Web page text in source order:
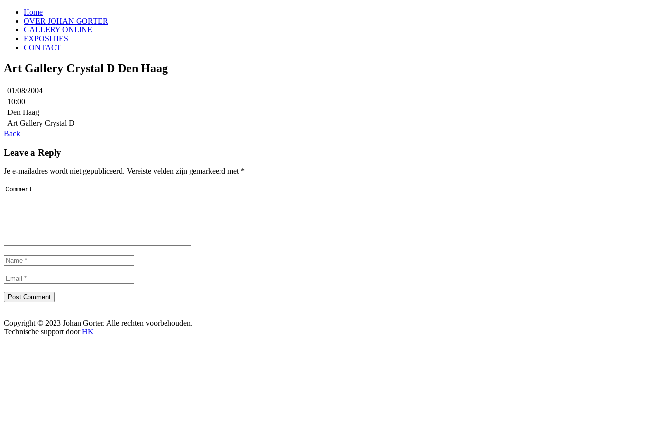
Home
OVER JOHAN GORTER
GALLERY ONLINE
EXPOSITIES
CONTACT
Art Gallery Crystal D Den Haag
01/08/2004
10:00
Den Haag
Art Gallery Crystal D
Back
Leave a Reply
Je e-mailadres wordt niet gepubliceerd. Vereiste velden zijn gemarkeerd met *
Copyright © 2023 Johan Gorter. Alle rechten voorbehouden.
Technische support doorHK